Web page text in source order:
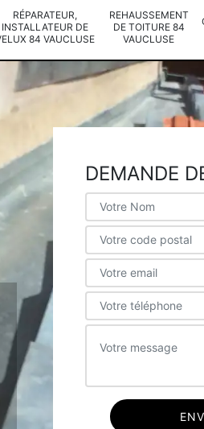
RÉPARATEUR,
INSTALLATEUR DE
84 VAUCLUSE
REHAUSSEMENT
DE TOITURE 84
VAUCLUSE
DEMANDE